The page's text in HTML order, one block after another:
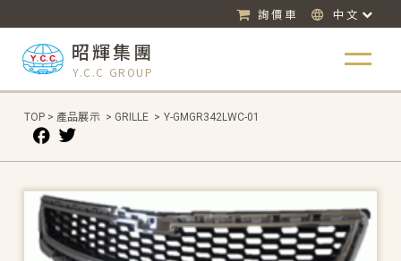
詢價車 中文
昭輝集團
Y.C.C GROUP
TOP > 產品展示 > GRILLE > Y-GMGR342LWC-01